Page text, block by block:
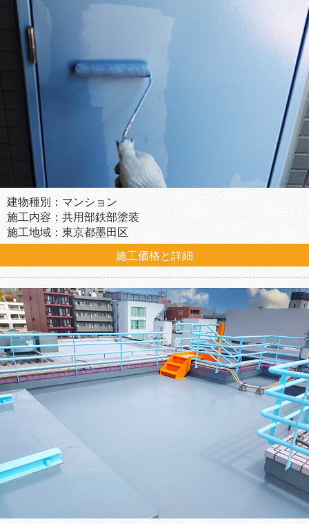
建物種別：マンション
施工内容：共用部鉄部塗装
施工地域：東京都墨田区
施工価格と詳細